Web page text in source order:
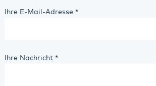
Ihre E-Mail-Adresse *
Ihre Nachricht *